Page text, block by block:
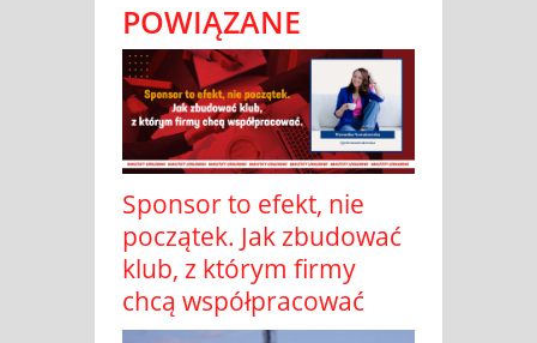
POWIĄZANE
Sponsor to efekt, nie
początek. Jak zbudować
klub, z którym firmy
chcą współpracować